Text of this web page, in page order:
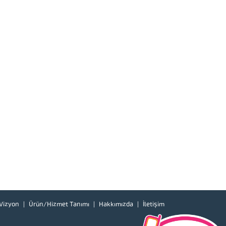
Ürün/Hizmet Tanımı Hakkımızda İletişim